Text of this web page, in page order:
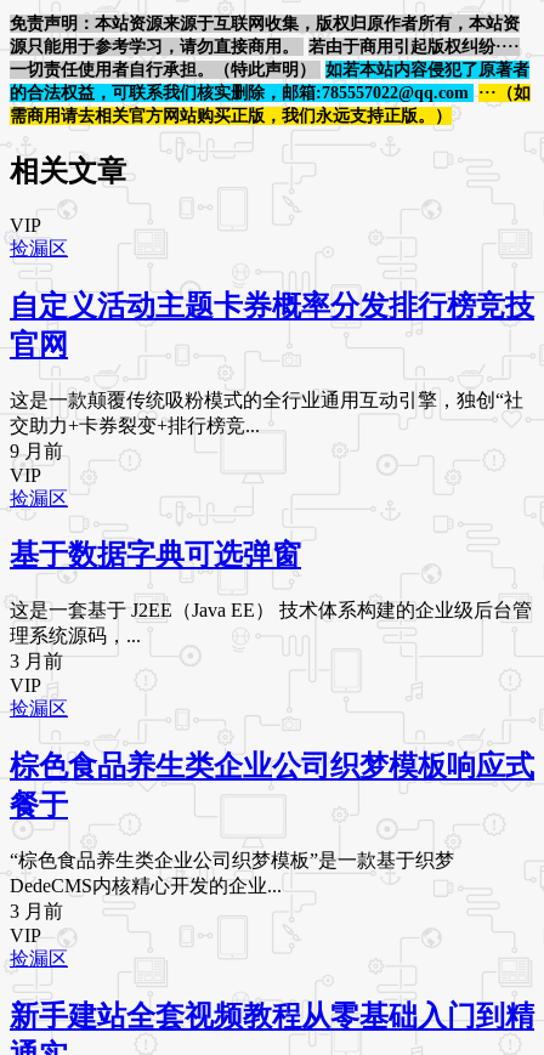
免责声明：本站资源来源于互联网收集，版权归原作者所有，本站资
源只能用于参考学习，请勿直接商用。
若由于商用引起版权纠纷····
一切责任使用者自行承担。（特此声明）
如若本站内容侵犯了原著者
的合法权益，可联系我们核实删除，邮箱:785557022@qq.com
···（如
需商用请去相关官方网站购买正版，我们永远支持正版。）
相关文章
VIP
捡漏区
自定义活动主题卡券概率分发排行榜竞技
官网
这是一款颠覆传统吸粉模式的全行业通用互动引擎，独创“社
交助力+卡券裂变+排行榜竞...
9 月前
VIP
捡漏区
基于数据字典可选弹窗
这是一套基于 J2EE（Java EE） 技术体系构建的企业级后台管
理系统源码，...
3 月前
VIP
捡漏区
棕色食品养生类企业公司织梦模板响应式
餐于
“棕色食品养生类企业公司织梦模板”是一款基于织梦
DedeCMS内核精心开发的企业...
3 月前
VIP
捡漏区
新手建站全套视频教程从零基础入门到精